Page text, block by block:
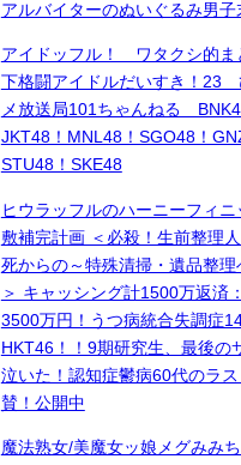
アルバイターのぬいぐるみ男子
アイドッフル！ ワタクシ的
下格闘アイドルだいすき！23
メ放送局101ちゃんねる
JKT48！MNL48！SGO48！
STU48！SKE48
ヒウラッフルのハーニーフィニ
敷補完計画 ＜必殺！生前整理
死からの～特殊清掃・遺品整
＞ キャッシング計1500万返済
3500万円！うつ病統合失調症
HKT46！！9期研究生、最後の
泣いた！認知症鬱病60代のラ
賛！公開中
魔法熟女/美魔女ッ娘メグみみ